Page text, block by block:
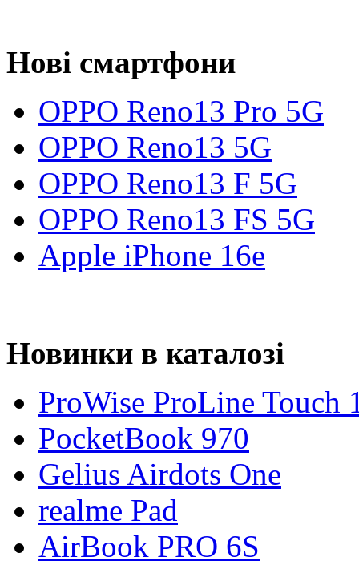
Нові смартфони
OPPO Reno13 Pro 5G
OPPO Reno13 5G
OPPO Reno13 F 5G
OPPO Reno13 FS 5G
Apple iPhone 16e
Новинки в каталозі
ProWise ProLine Touch
PocketBook 970
Gelius Airdots One
realme Pad
AirBook PRO 6S